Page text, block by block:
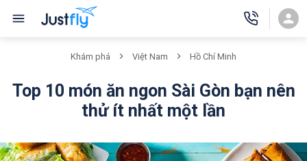
Khám phá Việt Nam Hồ Chí Minh
Top 10 món ăn ngon Sài Gòn bạn nên
thử ít nhất một lần